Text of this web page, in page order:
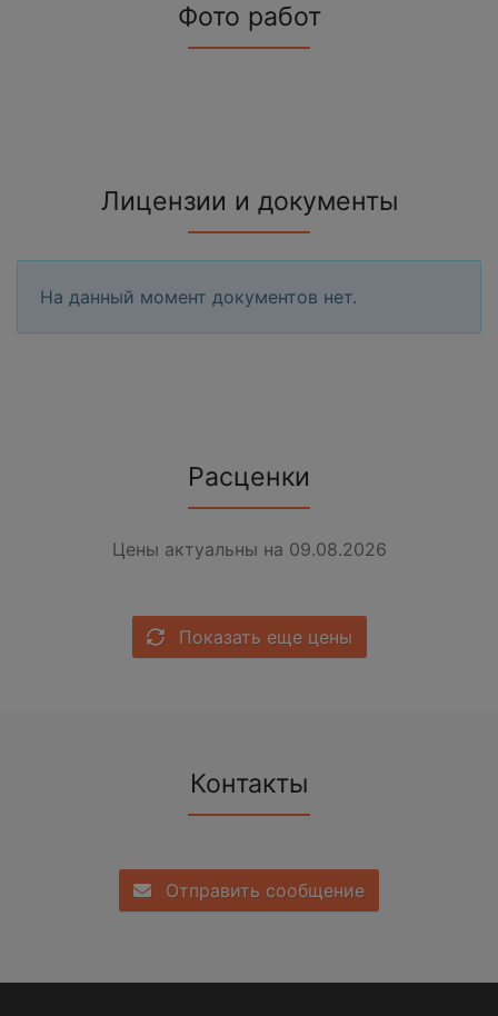
Фото работ
Лицензии и документы
На данный момент документов нет.
Расценки
Цены актуальны на 09.08.2026
Показать еще цены
Контакты
Отправить сообщение